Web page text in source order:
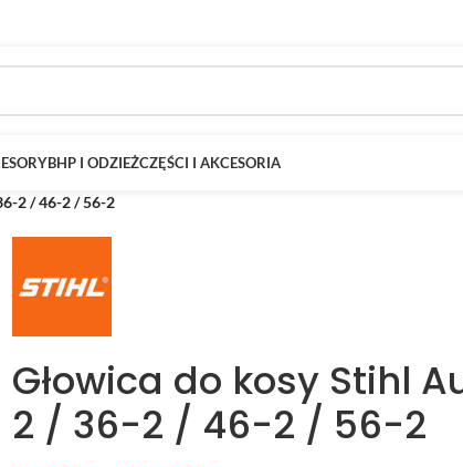
BHP I ODZIEŻCZĘŚCI I AKCESORIA
2 / 46-2 / 56-2
Głowica do kosy Stihl
2 / 36-2 / 46-2 / 56-2